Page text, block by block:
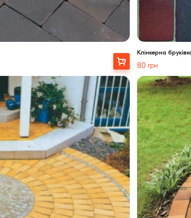
Купити
Клінкерна
80 грн